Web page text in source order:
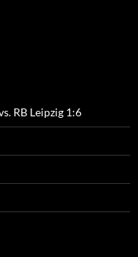
RB Leipzig 1:6